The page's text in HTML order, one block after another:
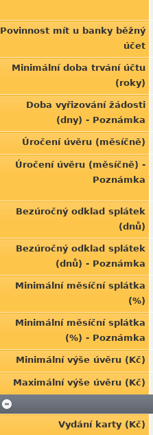
Povinnost mít u banky běžný
účet
Minimální doba trvání účtu
(roky)
Doba vyřizování žádosti
(dny) - Poznámka
Úročení úvěru (měsíčně)
Úročení úvěru (měsíčně) -
Poznámka
Bezúročný odklad splátek
(dnů)
Bezúročný odklad splátek
(dnů) - Poznámka
Minimální měsíční splátka
(%)
Minimální měsíční splátka
(%) - Poznámka
Minimální výše úvěru (Kč)
Maximální výše úvěru (Kč)
Vydání karty (Kč)